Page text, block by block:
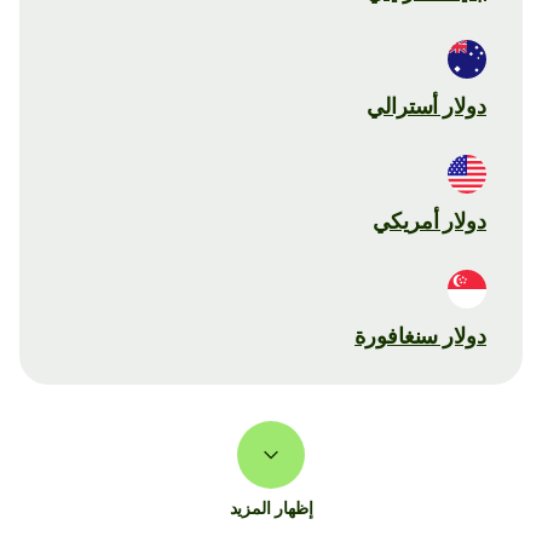
دولار أسترالي
دولار أمريكي
دولار سنغافورة
إظهار المزيد